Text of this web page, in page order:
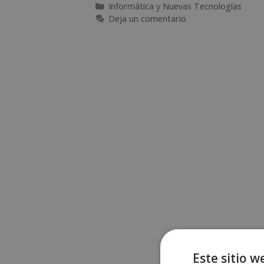
Informática y Nuevas Tecnologías
Deja un comentario
Este sitio